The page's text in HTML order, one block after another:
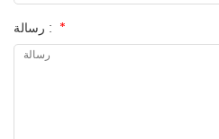
رسالة : *